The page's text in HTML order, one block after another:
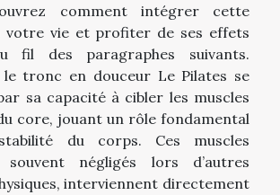
comment intégrer cette
votre vie et profiter de ses effets
fil des paragraphes suivants.
le tronc en douceur Le Pilates se
sa capacité à cibler les muscles
core, jouant un rôle fondamental
du corps. Ces muscles
souvent négligés lors d’autres
interviennent directement